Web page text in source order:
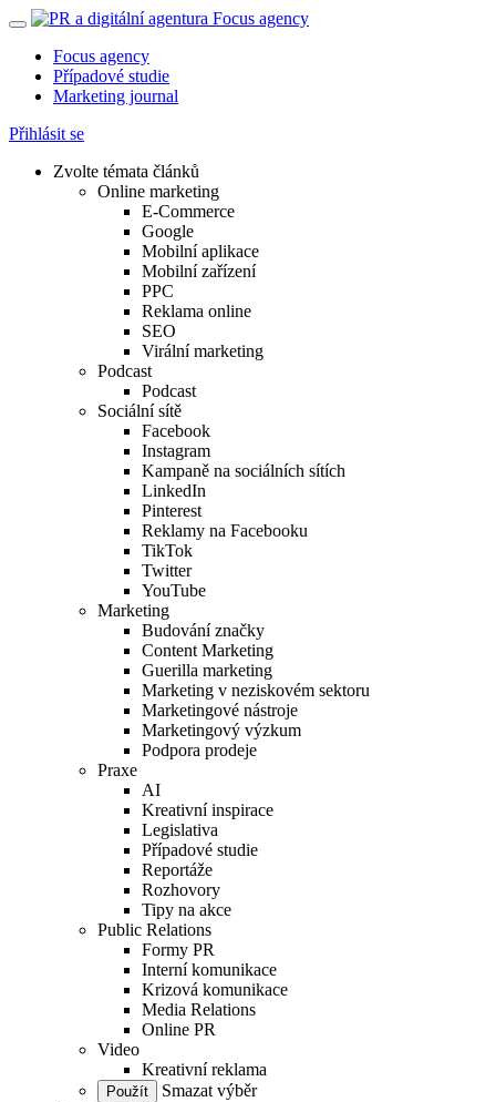
Focus agency
Případové studie
Marketing journal
Přihlásit se
Zvolte témata článků
Online marketing
E-Commerce
Google
Mobilní aplikace
Mobilní zařízení
PPC
Reklama online
SEO
Virální marketing
Podcast
Podcast
Sociální sítě
Facebook
Instagram
Kampaně na sociálních sítích
LinkedIn
Pinterest
Reklamy na Facebooku
TikTok
Twitter
YouTube
Marketing
Budování značky
Content Marketing
Guerilla marketing
Marketing v neziskovém sektoru
Marketingové nástroje
Marketingový výzkum
Podpora prodeje
Praxe
AI
Kreativní inspirace
Legislativa
Případové studie
Reportáže
Rozhovory
Tipy na akce
Public Relations
Formy PR
Interní komunikace
Krizová komunikace
Media Relations
Online PR
Video
Kreativní reklama
Smazat výběr